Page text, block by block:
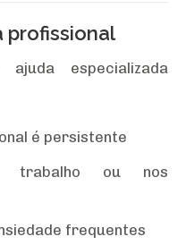
profissional
especializada
é persistente
trabalho ou nos
frequentes